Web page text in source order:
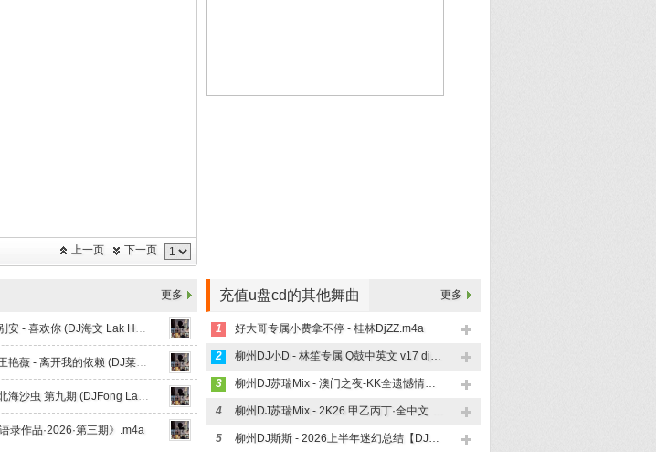
下一页
上一页
更多
Gl DJ陶子 改-别安 - 喜欢你 (DJ海文 Lak House Mix 2026)粤语.m4a
Gl DJ陶子 改-王艳薇 - 离开我的依赖 (DJ菜仔 ProgHouse Rmx 2025).m4a
Gl DJ陶子 改-北海沙虫 第九期 (DJFong Lak House Mix 2023).m4a
录作品·2026·第三期》.m4a
充值u盘cd的其他舞曲 更多
1 好大哥专属小费拿不停 - 桂林DjZZ.m4a
2 柳州DJ小D - 林笙专属 Q鼓中英文 v17 dj小D.m4a
3 柳州DJ苏瑞Mix - 澳门之夜-KK全遗憾情歌.m4a
4 柳州DJ苏瑞Mix - 2K26 甲乙丙丁·全中文 空灵鼓串烧.m4a
5 柳州DJ斯斯 - 2026上半年迷幻总结【DJ斯斯大放送Nol.4】.m4a